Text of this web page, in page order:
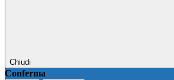
Chiudi
Conferma